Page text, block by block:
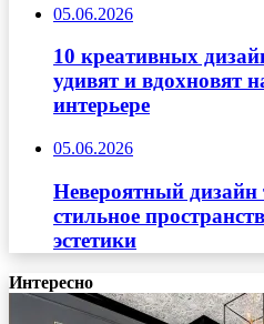
05.06.2026
10 креативных
удивят и вдохновят
интерьере
05.06.2026
Невероятный дизайн
стильное
эстетики
Интересно